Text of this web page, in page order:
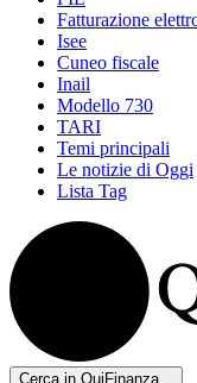
Fatturazione
Isee
Cuneo fiscale
Inail
Modello 730
TARI
Temi principali
Le notizie di Oggi
Lista Tag
Cerca in QuiFinanza...